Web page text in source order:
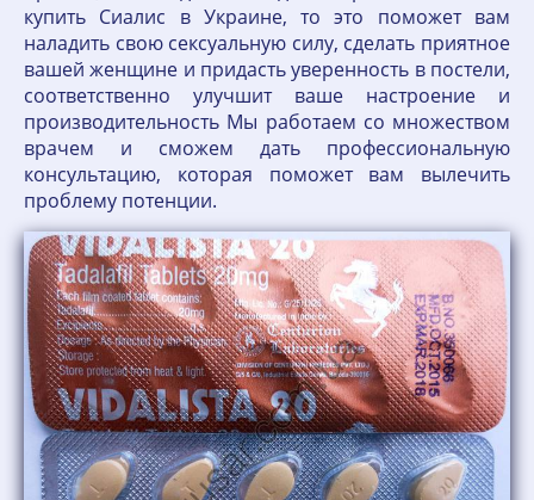
купить Сиалис в Украине, то это поможет вам
наладить свою сексуальную силу, сделать приятное
вашей женщине и придасть уверенность в постели,
соответственно улучшит ваше настроение и
производительность Мы работаем со множеством
врачем и сможем дать профессиональную
консультацию, которая поможет вам вылечить
проблему потенции.